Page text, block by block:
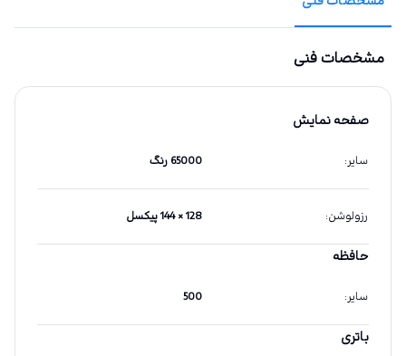
مشخصات فنی
صفحه نمایش
سایر: 65000 رنگ
رزولوشن: 128 × 144 پیکسل
حافظه
سایر:
500
باتری